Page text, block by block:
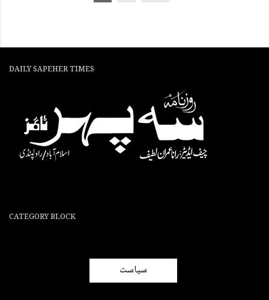
DAILY SAPEHER TIMES
CATEGORY BLOCK
سیاست